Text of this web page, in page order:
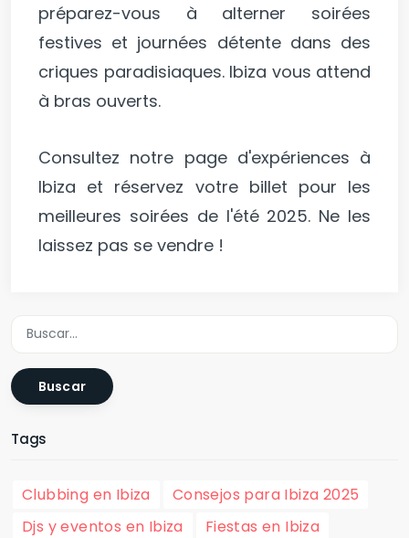
préparez-vous à alterner soirées
festives et journées détente dans des
criques paradisiaques. Ibiza vous attend
à bras ouverts.
Consultez notre page d'expériences à
Ibiza et réservez votre billet pour les
meilleures soirées de l'été 2025. Ne les
laissez pas se vendre !
Buscar
Tags
Clubbing en Ibiza
Consejos para Ibiza 2025
Djs y eventos en Ibiza
Fiestas en Ibiza